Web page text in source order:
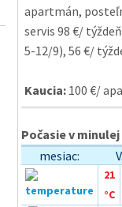
apartmán,
servis 98 €/
5-12/9), 56 €/
Kaucia: 100 €/
Počasie v
mesiac:
V.
21
°C